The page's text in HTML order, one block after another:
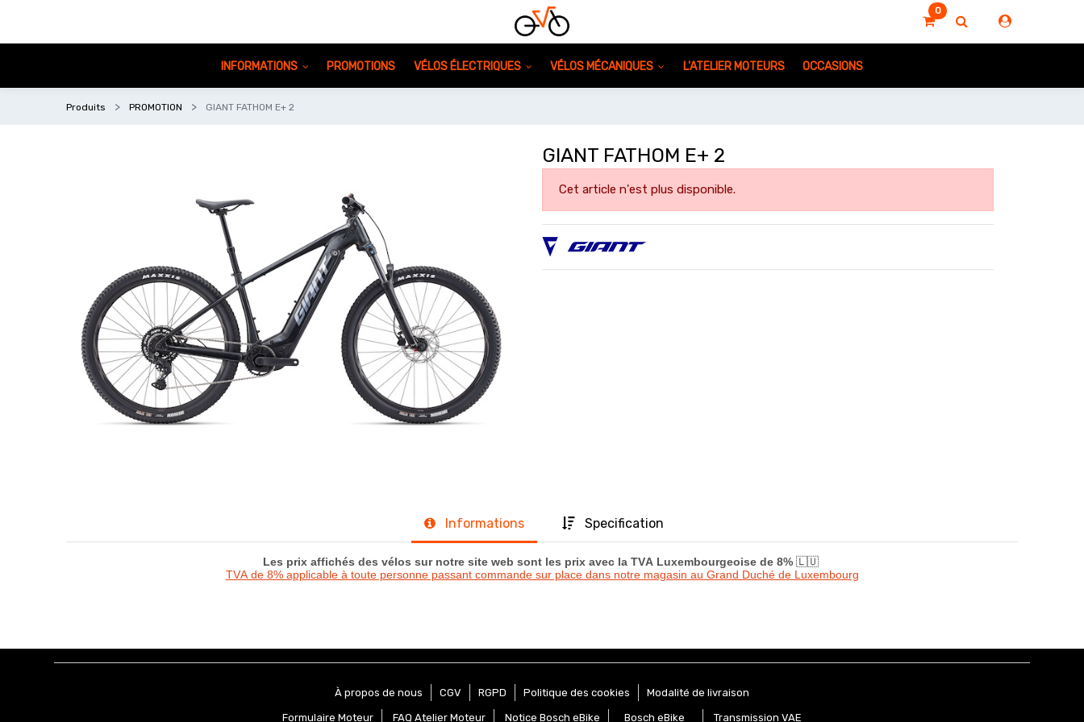
0
INFORMATIONS PROMOTIONS VÉLOS ÉLECTRIQUES VÉLOS MÉCANIQUES L'ATELIER MOTEURS OCCASIONS
Produits PROMOTION GIANT FATHOM E+ 2
GIANT FATHOM E+ 2
Cet article n'est plus disponible.
Informations Specification
Les prix affichés des vélos sur notre site web sont les prix avec la TVA Luxembourgeoise de 8% 🇱🇺
TVA de 8% applicable à toute personne passant commande sur place dans notre magasin au Grand Duché de Luxembourg
À propos de nous CGV RGPD Politique des cookies Modalité de livraison
Formulaire Moteur FAQ Atelier Moteur Notice Bosch eBike Bosch eBike Transmission VAE